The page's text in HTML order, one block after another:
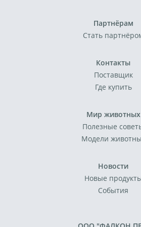
Партнёрам
Стать
Контакты
Поставщик
Где купить
Мир животных
Полезные
Модели
Новости
Новые
События